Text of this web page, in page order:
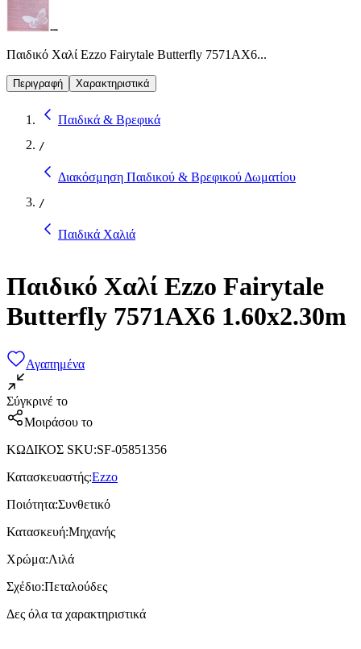
Παιδικό Χαλί Ezzo Fairytale Butterfly 7571AX6...
Περιγραφή Χαρακτηριστικά
Παιδικά & Βρεφικά
/
Διακόσμηση Παιδικού & Βρεφικού Δωματίου
/
Παιδικά Χαλιά
Παιδικό Χαλί Ezzo Fairytale
Butterfly 7571AX6 1.60x2.30m
Αγαπημένα
Σύγκρινέ το
Μοιράσου το
ΚΩΔΙΚΟΣ SKU:SF-05851356
Κατασκευαστής:Ezzo
Ποιότητα:Συνθετικό
Κατασκευή:Μηχανής
Χρώμα:Λιλά
Σχέδιο:Πεταλούδες
Δες όλα τα χαρακτηριστικά